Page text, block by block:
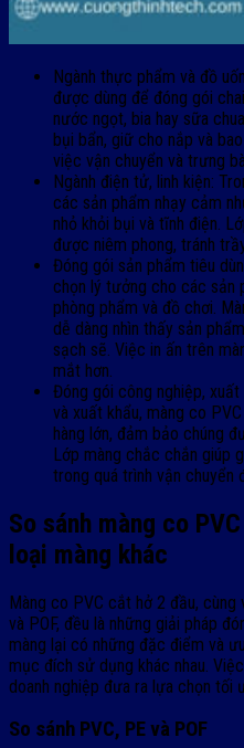
Ngành thực phẩm và đồ
được dùng để đóng gói
nước ngọt, bia hay sữa
bụi bẩn, giữ cho nắp và
việc vận chuyển và trưng
Ngành điện tử, linh kiện:
các sản phẩm nhạy cảm
nhỏ khỏi bụi và tĩnh điện.
được niêm phong, tránh
Đóng gói sản phẩm tiêu
chọn lý tưởng cho các sản
phòng phẩm và đồ chơi.
dễ dàng nhìn thấy sản
sạch sẽ. Việc in ấn trên
mắt hơn.
Đóng gói công nghiệp,
và xuất khẩu, màng co
hàng lớn, đảm bảo chúng
Lớp màng chắc chắn giúp
trong quá trình vận chuyển
So sánh màng co
loại màng khác
Màng co PVC cắt hở 2 đầu,
và POF, đều là những giải pháp
màng lại có những đặc điểm và
mục đích sử dụng khác nhau.
doanh nghiệp đưa ra lựa chọn tối
So sánh PVC, PE và POF